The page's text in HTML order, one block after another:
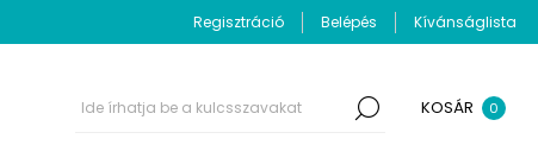
Regisztráció Belépés Kívánságlista
KOSÁR 0